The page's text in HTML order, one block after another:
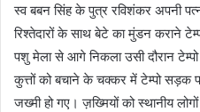
स्व बबन सिंह के पुत्र रविशंकर अपनी
रिश्तेदारों के साथ बेटे का मुंडन कराने
पशु मेला से आगे निकला उसी दौरान
कुत्तों को बचाने के चक्कर में टेम्पो सड़क
जख्मी हो गए। ज़ख्मियों को स्थानीय